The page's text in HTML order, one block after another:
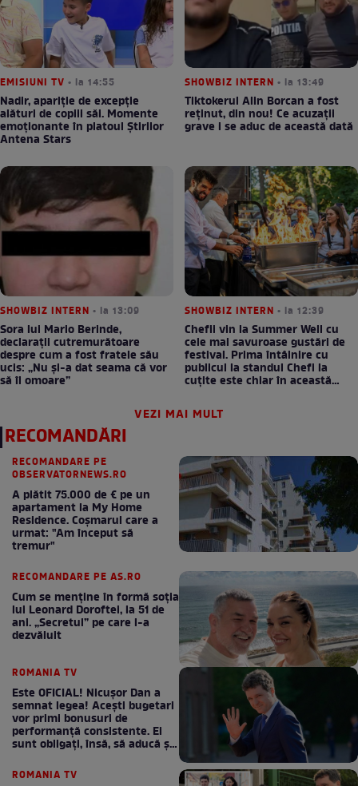
EMISIUNI TV • la 14:55
Nadir, apariție de excepție
alături de copiii săi. Momente
emoționante în platoul Știrilor
Antena Stars
SHOWBIZ INTERN • la 13:49
Tiktokerul Alin Borcan a fost
reținut, din nou! Ce acuzații
grave i se aduc de această dată
SHOWBIZ INTERN • la 13:09
Sora lui Mario Berinde,
declarații cutremurătoare
despre cum a fost fratele său
ucis: „Nu și-a dat seama că vor
să îl omoare”
SHOWBIZ INTERN • la 12:39
Chefii vin la Summer Well cu
cele mai savuroase gustări de
festival. Prima întâlnire cu
publicul la standul Chefi la
cuțite este chiar în această
VEZI MAI MULT
RECOMANDĂRI
RECOMANDARE PE
OBSERVATORNEWS.RO
A plătit 75.000 de € pe un
apartament la My Home
Residence. Coşmarul care a
urmat: "Am început să
tremur"
RECOMANDARE PE AS.RO
Cum se menţine în formă soţia
lui Leonard Doroftei, la 51 de
ani. „Secretul” pe care l-a
dezvăluit
ROMANIA TV
Este OFICIAL! Nicușor Dan a
semnat legea! Acești bugetari
vor primi bonusuri de
performanță consistente. Ei
sunt obligați, însă, să aducă și
ROMANIA TV